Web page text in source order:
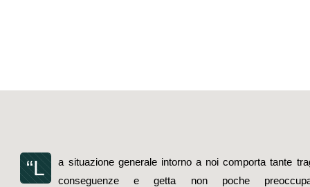
“L
a situazione generale intorno a noi comporta tante
conseguenze e getta non poche